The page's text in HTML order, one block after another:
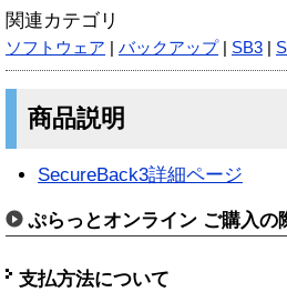
関連カテゴリ
ソフトウェア バックアップ| SB3
商品説明
SecureBack3詳細ページ
ぷらっとオンライン ご購入の
支払方法について